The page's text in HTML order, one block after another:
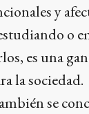
y
o
es una
la sociedad.
se